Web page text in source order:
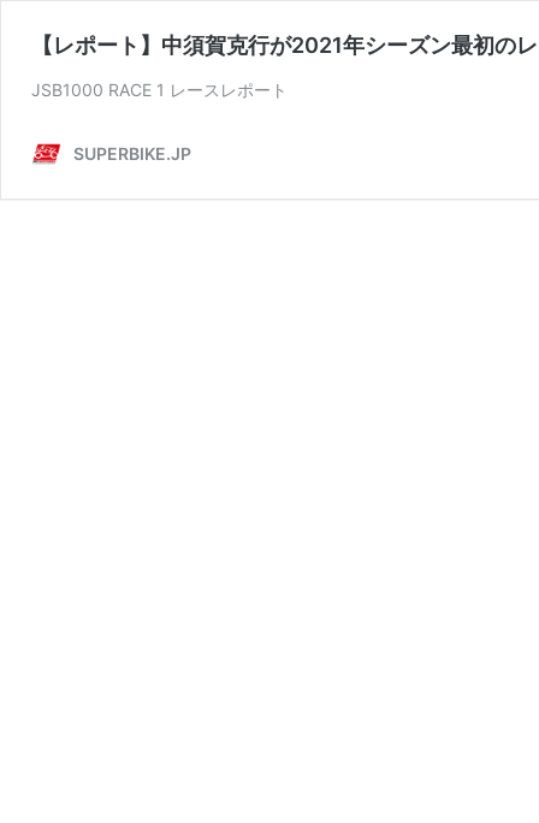
【レポート】中須賀克行が2021年シーズン最初の
JSB1000 RACE 1 レースレポート
SUPERBIKE.JP